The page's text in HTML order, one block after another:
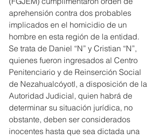
aprehensión contra dos probables
implicados en el homicidio de un
hombre en esta región de la entidad.
Se trata de Daniel “N” y Cristian “N”,
quienes fueron ingresados al Centro
Penitenciario y de Reinserción Social
de Nezahualcóyotl, a disposición de la
Autoridad Judicial, quien habrá de
determinar su situación jurídica, no
obstante, deben ser considerados
inocentes hasta que sea dictada una